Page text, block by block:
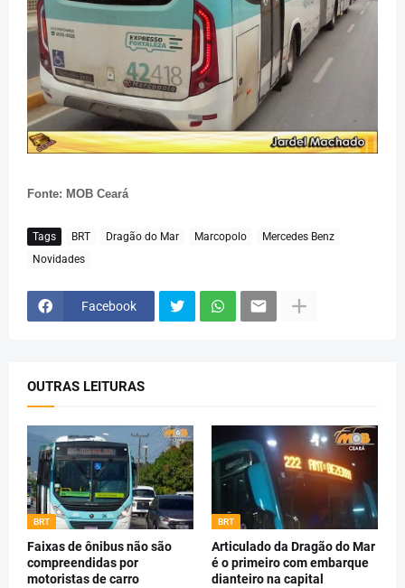
Fonte: MOB Ceará
Tags BRT Dragão do Mar Marcopolo
Mercedes Benz
Novidades
Facebook
OUTRAS LEITURAS
BRT
Faixas de ônibus não são
compreendidas por
motoristas de carro
BRT
Articulado da Dragão do Mar
é o primeiro com embarque
dianteiro na capital